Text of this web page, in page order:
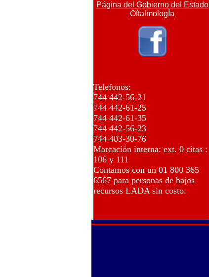
Página del Gobierno del Estado
OftalmologÍa
Telefonos:
744 442-56-21
744 442-61-25
744 442-61-35
744 442-56-23
744 403-30-76
Marcación interna: ext. 0 citas :
106 y 111
Contamos con un 01 800 365
6567 para personas de bajos
recursos LADA sin costo.